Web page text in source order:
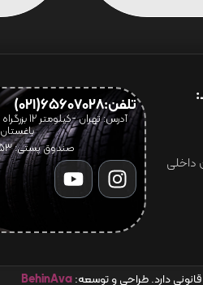
داخلی
تلفن:65607028(021)
باغستان
صندوق پستی: 1753-13185
دارد. طراحی و توسعه:BehinAva